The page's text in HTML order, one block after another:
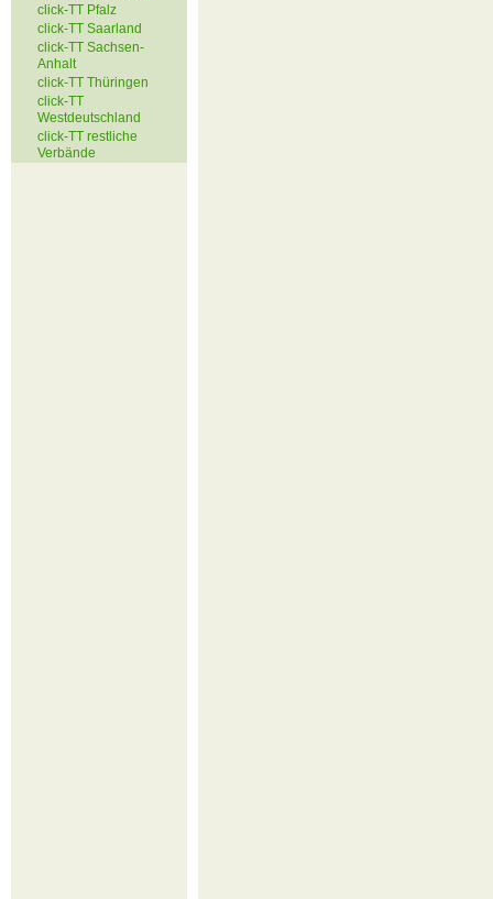
click-TT Pfalz
click-TT Saarland
click-TT Sachsen-
Anhalt
click-TT Thüringen
click-TT
Westdeutschland
click-TT restliche
Verbände